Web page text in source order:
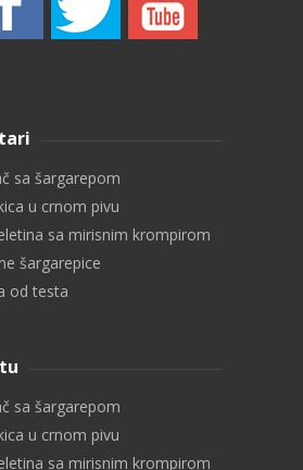
sa šargarepom
u crnom pivu
sa mirisnim krompirom
šargarepice
od testa
sa šargarepom
u crnom pivu
sa mirisnim krompirom